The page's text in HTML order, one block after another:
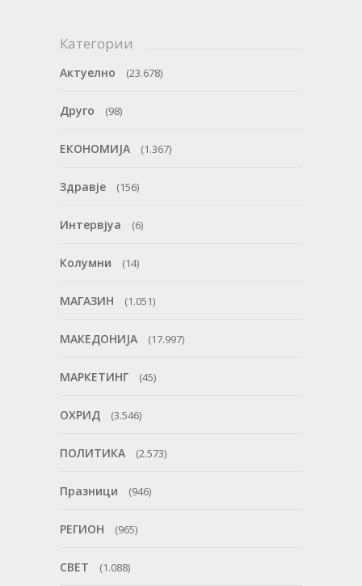
Категории
Актуелно (23.678)
Друго (98)
ЕКОНОМИЈА (1.367)
Здравје (156)
Интервјуа (6)
Колумни (14)
МАГАЗИН (1.051)
МАКЕДОНИЈА (17.997)
МАРКЕТИНГ (45)
ОХРИД (3.546)
ПОЛИТИКА (2.573)
Празници (946)
РЕГИОН (965)
СВЕТ (1.088)